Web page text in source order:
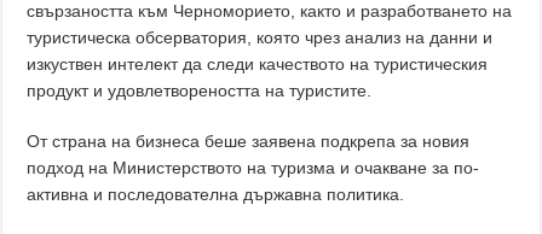
свързаността към Черноморието, както и разработването на
туристическа обсерватория, която чрез анализ на данни и
изкуствен интелект да следи качеството на туристическия
продукт и удовлетвореността на туристите.
От страна на бизнеса беше заявена подкрепа за новия
подход на Министерството на туризма и очакване за по-
активна и последователна държавна политика.